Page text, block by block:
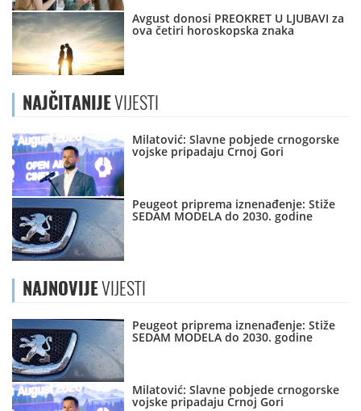
Avgust donosi PREOKRET U LJUBAVI za
ova četiri horoskopska znaka
NAJČITANIJEVIJESTI
Milatović: Slavne pobjede crnogorske
vojske pripadaju Crnoj Gori
Peugeot priprema iznenađenje: Stiže
SEDAM MODELA do 2030. godine
NAJNOVIJEVIJESTI
Peugeot priprema iznenađenje: Stiže
SEDAM MODELA do 2030. godine
Milatović: Slavne pobjede crnogorske
vojske pripadaju Crnoj Gori